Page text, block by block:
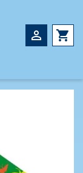
 shopping_cart